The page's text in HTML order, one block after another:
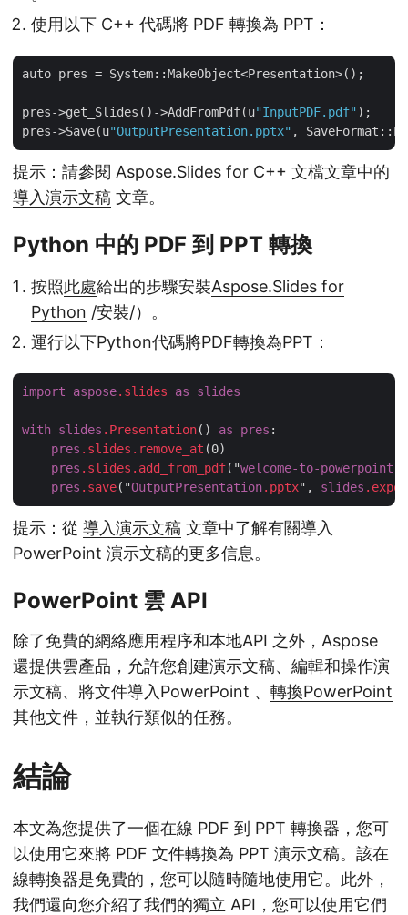
使用以下 C++ 代碼將 PDF 轉換為 PPT：
auto pres = System::MakeObject<Presentation>();
pres->get_Slides()->AddFromPdf(u"InputPDF.pdf" );
pres->Save(u"OutputPresentation.pptx"
提示：請參閱 Aspose.Slides for C++ 文檔文章中的
導入演示文稿 文章。
Python 中的 PDF 到 PPT 轉換
按照此處給出的步驟安裝Aspose.Slides for
Python /安裝/）。
運行以下Python代碼將PDF轉換為PPT：
import aspose.slides as slides
with slides .Presentation() as pres :
pres .slides .remove_at (0)
pres .slides .add_from_pdf("welcome-to-powerpoint
pres .save("OutputPresentation.pptx", slides
提示：從 導入演示文稿 文章中了解有關導入
PowerPoint 演示文稿的更多信息。
PowerPoint 雲 API
除了免費的網絡應用程序和本地API 之外，Aspose
還提供雲產品 ，允許您創建演示文稿、編輯和操作演
示文稿、將文件導入PowerPoint 、 轉換PowerPoint
其他文件，並執行類似的任務。
結論
本文為您提供了一個在線 PDF 到 PPT 轉換器，您可
以使用它來將 PDF 文件轉換為 PPT 演示文稿。該在
線轉換器是免費的，您可以隨時隨地使用它。此外，
我們還向您介紹了我們的獨立 API，您可以使用它們